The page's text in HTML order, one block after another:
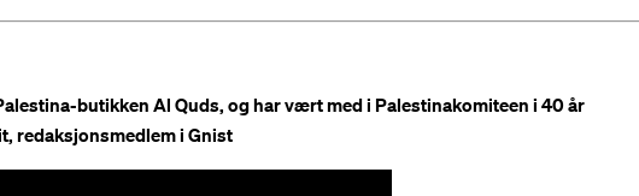
butikken Al Quds, og har vært med i Palestinakomiteen i 40 år
redaksjonsmedlem i Gnist